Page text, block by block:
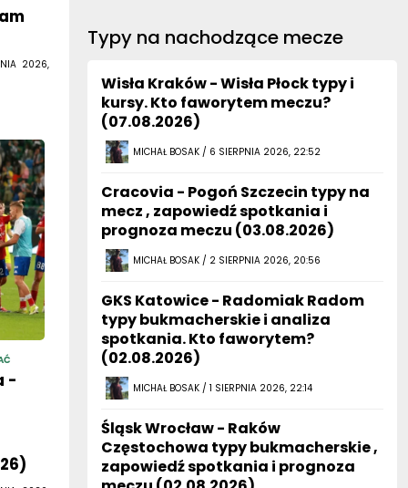
2026,
-
Typy na nachodzące mecze
Wisła Kraków - Wisła Płock typy i
kursy. Kto faworytem meczu?
(07.08.2026)
MICHAŁ BOSAK / 6 SIERPNIA 2026, 22:52
Cracovia - Pogoń Szczecin typy na
mecz , zapowiedź spotkania i
prognoza meczu (03.08.2026)
MICHAŁ BOSAK / 2 SIERPNIA 2026, 20:56
GKS Katowice - Radomiak Radom
typy bukmacherskie i analiza
spotkania. Kto faworytem?
(02.08.2026)
MICHAŁ BOSAK / 1 SIERPNIA 2026, 22:14
Śląsk Wrocław - Raków
Częstochowa typy bukmacherskie ,
zapowiedź spotkania i prognoza